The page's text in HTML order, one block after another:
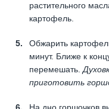
растительного
картофель.
Обжарить
минут. Ближе к
перемешать.
приготовить
На дно горшочков